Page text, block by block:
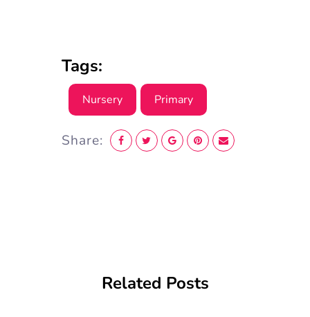
Tags:
Nursery Primary
Share:
Related Posts